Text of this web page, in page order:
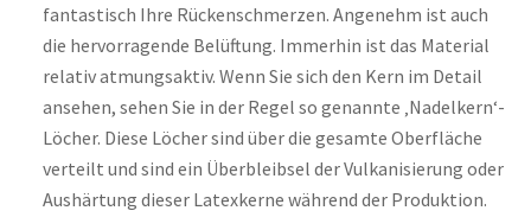
fantastisch Ihre Rückenschmerzen. Angenehm ist auch
die hervorragende Belüftung. Immerhin ist das Material
relativ atmungsaktiv. Wenn Sie sich den Kern im Detail
ansehen, sehen Sie in der Regel so genannte ‚Nadelkern‘-
Löcher. Diese Löcher sind über die gesamte Oberfläche
verteilt und sind ein Überbleibsel der Vulkanisierung oder
Aushärtung dieser Latexkerne während der Produktion.